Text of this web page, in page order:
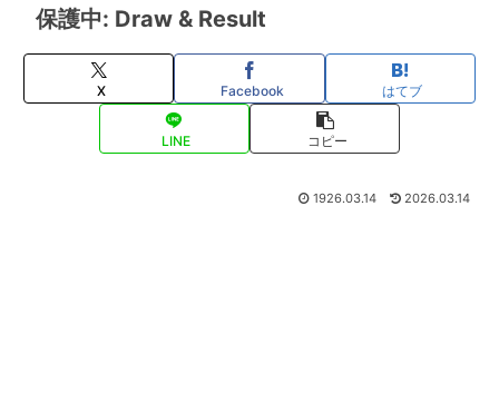
保護中: Draw & Result
X Facebook はてブ
LINE コピー
1926.03.14 2026.03.14